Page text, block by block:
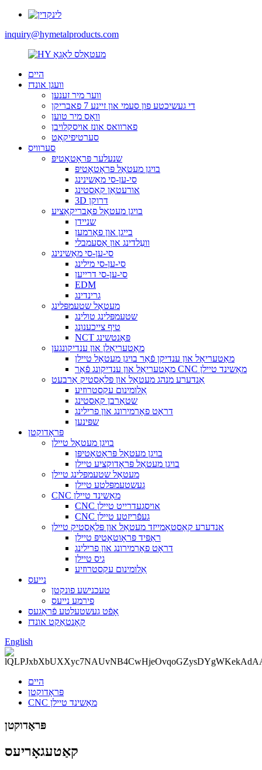
inquiry@hymetalproducts.com
היים
וועגן אונדז
ווער מיר זענען
די געשיכטע פון ​​סעמי און זיינע 7 פאבריקן
וואָס מיר טוען
פארוואס אונז אויסקלויבן
סערטיפיקאַט
סערוויס
שנעלער פּראָטאָטיפּ
בויגן מעטאַל פּראָטאָטיפּ
סי-ען-סי מאַשינינג
אורעטאַן קאַסטינג
3D דרוקן
בויגן מעטאַל פאַבריקאַציע
שניידן
בייגן און פאָרמען
וועַלדינג און אַסעמבלי
סי-ען-סי מאַשינינג
סי-ען-סי מילינג
סי-ען-סי דרייען
EDM
גרינדינג
מעטאַל שטעמפּלינג
שטעמפּלינג טולינג
טיף צייכענונג
NCT פּאַנטשינג
מאַטעריאַלן און ענדיקונגען
מאַטעריאַל און ענדיקן פֿאַר בויגן מעטאַל טיילן
מאַטעריאַל און ענדיקונג פֿאַר CNC מאַשינד טיילן
אַנדערע מנהג מעטאַל און פּלאַסטיק אַרבעט
אַלומינום עקסטרוזיע
שטאַרבן קאַסטינג
דראָט פאָרמירונג און פרילינג
שפּינען
פּראָדוקטן
בויגן מעטאַל טיילן
בויגן מעטאַל פּראָטאָטיפּן
בויגן מעטאַל פּראָדוקציע טיילן
מעטאַל שטעמפּלינג טיילן
געשטעמפּלטע טיילן
CNC מאַשינד טיילן
CNC אויסגעדרייט טיילן
CNC געפֿריזטע טיילן
אנדערע קאַסטאַמייזד מעטאַל און פּלאַסטיק טיילן
ראַפּיד פּראָוטאָטיפּ טיילן
דראָט פאָרמירונג און פרילינג
גיס טיילן
אַלומינום עקסטרוזיע
נייעס
טעכנישע פונקטן
פירמע נייעס
אָפֿט געשטעלטע פֿראַגעס
קאָנטאַקט אונדז
English
היים
פּראָדוקטן
CNC מאַשינד טיילן
פּראָדוקטן
קאַטעגאָריעס